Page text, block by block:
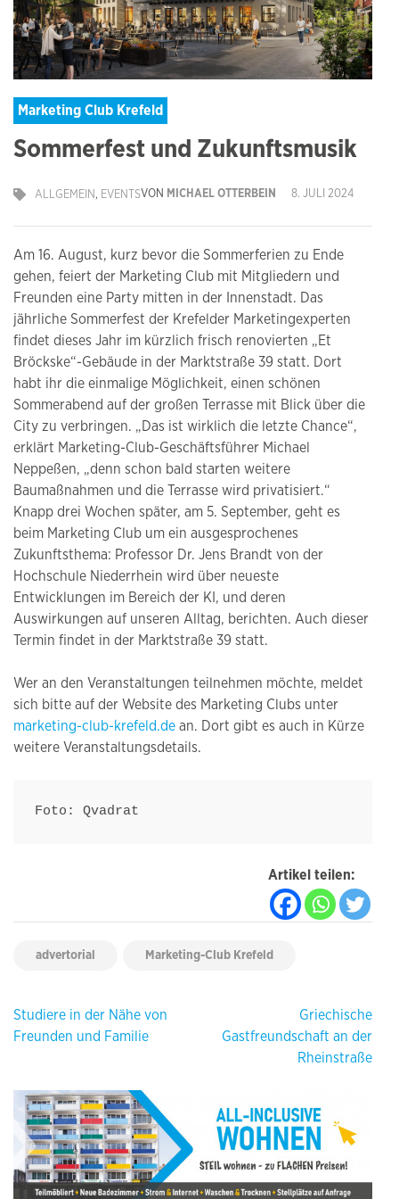
Marketing Club Krefeld
Sommerfest und Zukunftsmusik
VON MICHAEL OTTERBEIN 8. JULI 2024
ALLGEMEIN, EVENTS
Am 16. August, kurz bevor die Sommerferien zu Ende
gehen, feiert der Marketing Club mit Mitgliedern und
Freunden eine Party mitten in der Innenstadt. Das
jährliche Sommerfest der Krefelder Marketingexperten
findet dieses Jahr im kürzlich frisch renovierten „Et
Bröckske“-Gebäude in der Marktstraße 39 statt. Dort
habt ihr die einmalige Möglichkeit, einen schönen
Sommerabend auf der großen Terrasse mit Blick über die
City zu verbringen. „Das ist wirklich die letzte Chance“,
erklärt Marketing-Club-Geschäftsführer Michael
Neppeßen, „denn schon bald starten weitere
Baumaßnahmen und die Terrasse wird privatisiert.“
Knapp drei Wochen später, am 5. September, geht es
beim Marketing Club um ein ausgesprochenes
Zukunftsthema: Professor Dr. Jens Brandt von der
Hochschule Niederrhein wird über neueste
Entwicklungen im Bereich der KI, und deren
Auswirkungen auf unseren Alltag, berichten. Auch dieser
Termin findet in der Marktstraße 39 statt.
Wer an den Veranstaltungen teilnehmen möchte, meldet
sich bitte auf der Website des Marketing Clubs unter
marketing-club-krefeld.de an. Dort gibt es auch in Kürze
weitere Veranstaltungsdetails.
Foto: Qvadrat
Artikel teilen:
advertorial Marketing-Club Krefeld
Beitragsnavigation
Studiere in der Nähe von
Freunden und Familie
Griechische
Gastfreundschaft an der
Rheinstraße